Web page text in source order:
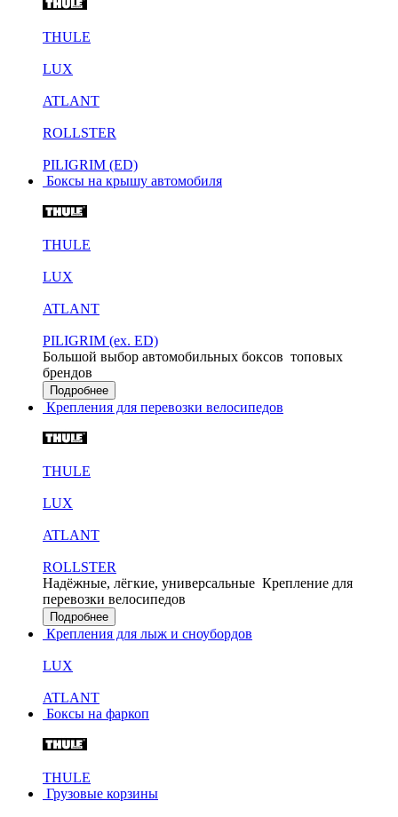
THULE
LUX
ATLANT
ROLLSTER
PILIGRIM (ED)
Боксы на крышу автомобиля
THULE
LUX
ATLANT
PILIGRIM (ex. ED)
Большой выбор автомобильных боксов топовых
брендов
Подробнее
Крепления для перевозки велосипедов
THULE
LUX
ATLANT
ROLLSTER
Надёжные, лёгкие, универсальные Крепление для
перевозки велосипедов
Подробнее
Крепления для лыж и сноубордов
LUX
ATLANT
Боксы на фаркоп
THULE
Грузовые корзины